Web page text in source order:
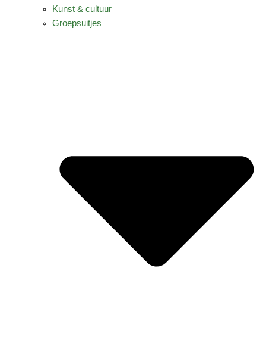
Kunst & cultuur
Groepsuitjes